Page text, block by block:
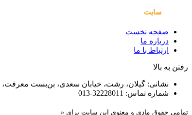
سایت
صفحه نخست
درباره ما
ارتباط با ما
رفتن به بالا
نشانی: گیلان، رشت، خیابان سعدی، بن‌بست معرفت،
شماره تماس: 32228011-013
تمامی حقوق مادی و معنوی این سایت برای «